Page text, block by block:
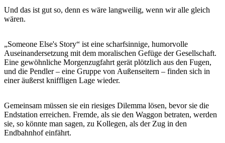
Sign
Und das ist gut so, denn es wäre langweilig, wenn wir alle gleich
wären.
„Someone Else's Story“ ist eine scharfsinnige, humorvolle
Auseinandersetzung mit dem moralischen Gefüge der Gesellschaft.
Eine gewöhnliche Morgenzugfahrt gerät plötzlich aus den Fugen,
und die Pendler – eine Gruppe von Außenseitern – finden sich in
einer äußerst kniffligen Lage wieder.
Gemeinsam müssen sie ein riesiges Dilemma lösen, bevor sie die
Endstation erreichen. Fremde, als sie den Waggon betraten, werden
sie, so könnte man sagen, zu Kollegen, als der Zug in den
Endbahnhof einfährt.